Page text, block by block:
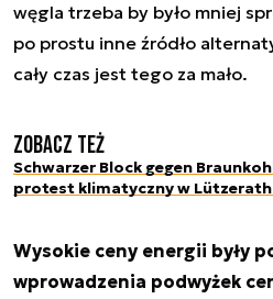
węgla trzeba by było mniej
po prostu inne źródło
cały czas jest tego za mało.
Zobacz też
Schwarzer Block gegen
protest klimatyczny w Lützerath
Wysokie ceny energii były
wprowadzenia podwyżek